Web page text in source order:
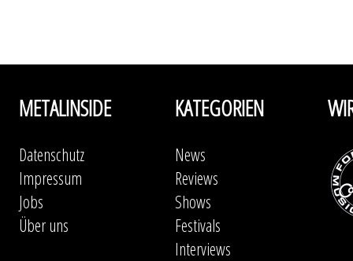
METALINSIDE
Datenschutz
Impressum
Jobs
Über uns
KATEGORIEN
News
Reviews
Shows
Festivals
Interviews